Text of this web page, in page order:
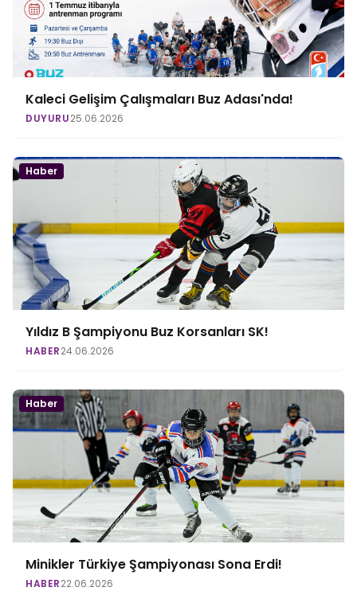
Kaleci Gelişim Çalışmaları Buz Adası'nda!
DUYURU25.06.2026
Haber
Yıldız B Şampiyonu Buz Korsanları SK!
HABER24.06.2026
Haber
Minikler Türkiye Şampiyonası Sona Erdi!
HABER22.06.2026